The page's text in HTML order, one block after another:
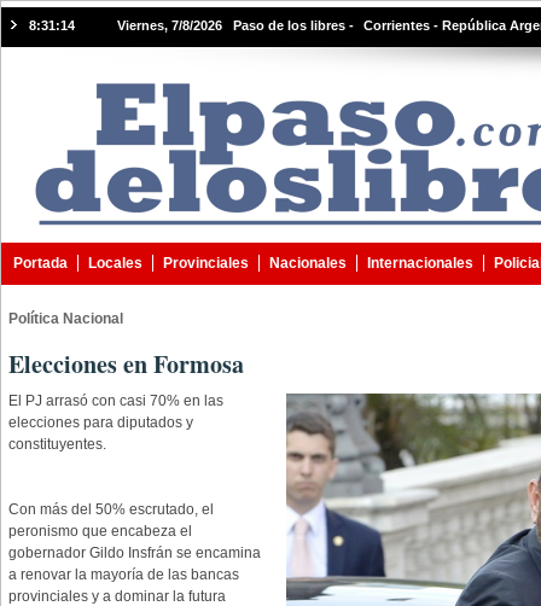
8:31:15 Viernes, 7/8/2026 Paso de los libres - Corrientes - República
Portada Locales Provinciales Nacionales Internacionales
Política Nacional
Elecciones en Formosa
El PJ arrasó con casi 70% en las
elecciones para diputados y
constituyentes.
Con más del 50% escrutado, el
peronismo que encabeza el
gobernador Gildo Insfrán se encamina
a renovar la mayoría de las bancas
provinciales y a dominar la futura